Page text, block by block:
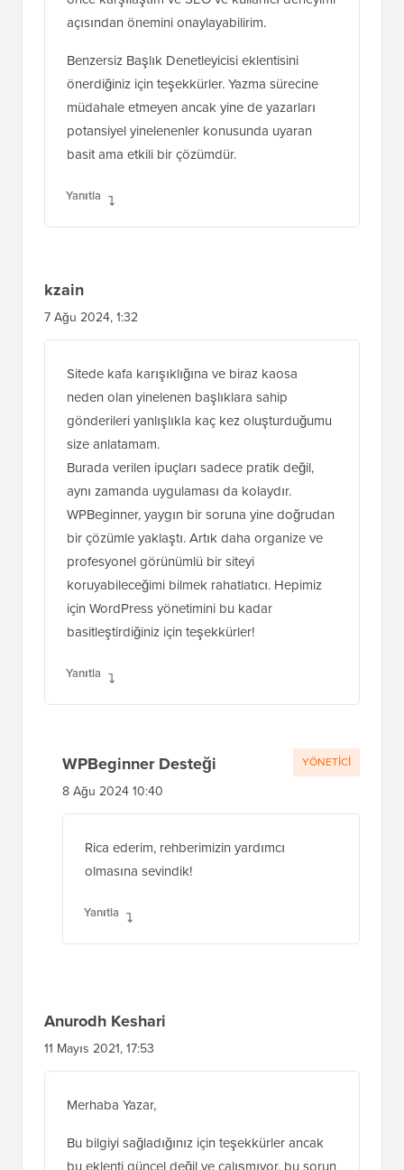
açısından önemini onaylayabilirim.
Benzersiz Başlık Denetleyicisi eklentisini
önerdiğiniz için teşekkürler. Yazma sürecine
müdahale etmeyen ancak yine de yazarları
potansiyel yinelenenler konusunda uyaran
basit ama etkili bir çözümdür.
Yanıtla
kzain
7 Ağu 2024, 1:32
Sitede kafa karışıklığına ve biraz kaosa
neden olan yinelenen başlıklara sahip
gönderileri yanlışlıkla kaç kez oluşturduğumu
size anlatamam.
Burada verilen ipuçları sadece pratik değil,
aynı zamanda uygulaması da kolaydır.
WPBeginner, yaygın bir soruna yine doğrudan
bir çözümle yaklaştı. Artık daha organize ve
profesyonel görünümlü bir siteyi
koruyabileceğimi bilmek rahatlatıcı. Hepimiz
için WordPress yönetimini bu kadar
basitleştirdiğiniz için teşekkürler!
Yanıtla
WPBeginner Desteği
8 Ağu 2024 10:40
Rica ederim, rehberimizin yardımcı
olmasına sevindik!
Yanıtla
YÖNETICI
Anurodh Keshari
11 Mayıs 2021, 17:53
Merhaba Yazar,
Bu bilgiyi sağladığınız için teşekkürler ancak